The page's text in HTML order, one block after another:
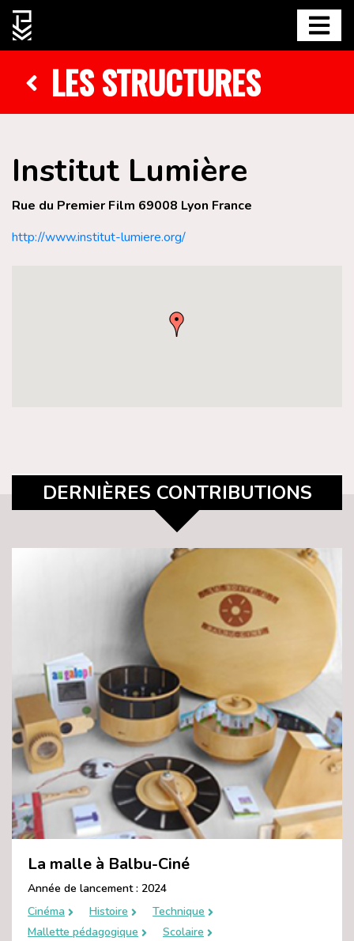
LES STRUCTURES
Institut Lumière
Rue du Premier Film 69008 Lyon France
http://www.institut-lumiere.org/
DERNIÈRES CONTRIBUTIONS
La malle à Balbu-Ciné
Année de lancement : 2024
Cinéma
Histoire
Technique
Mallette pédagogique
Scolaire